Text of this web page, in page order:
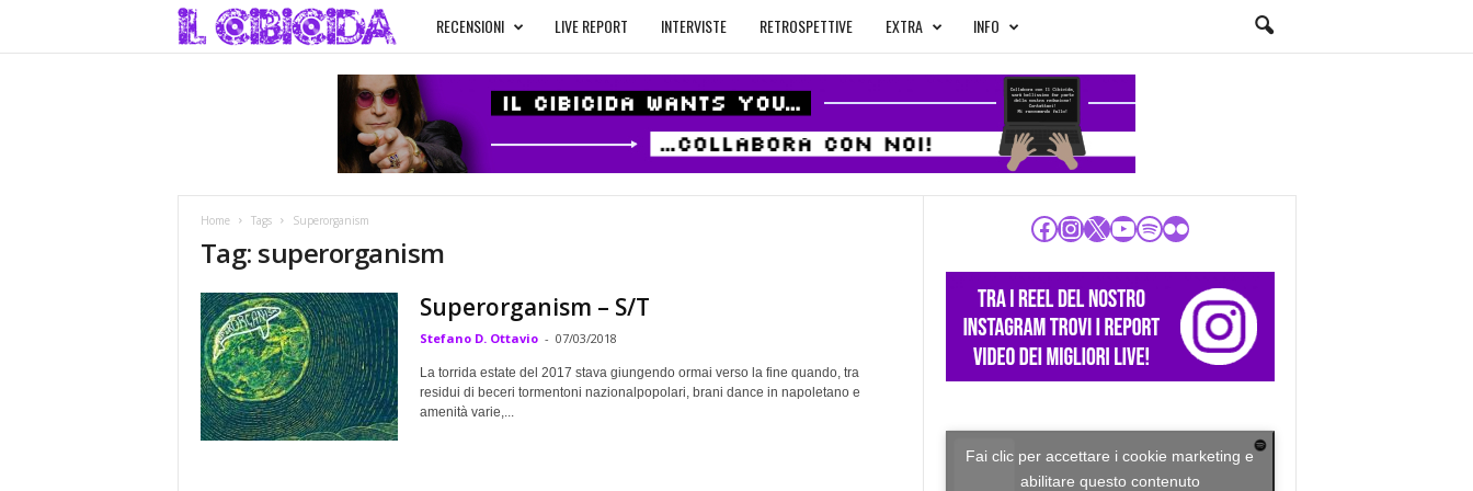
l
C
c
i
RECENSIONI LIVE REPORT INTERVISTE RETROSPETTIVE EXTRA INFO
Home Tags Superorganism
Tag: superorganism
Superorganism – S/T
Stefano D. Ottavio - 07/03/2018
La torrida estate del 2017 stava giungendo ormai verso la fine quando, tra
residui di beceri tormentoni nazionalpopolari, brani dance in napoletano e
amenità varie,...
Facebook InstagramX YouTube Spotify Flickr
Fai clic per accettare i cookie marketing e
abilitare questo contenuto